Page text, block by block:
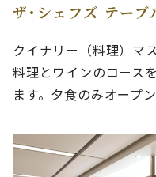
ザ･シェフズ テーブ
クイナリー（料理）マ
料理とワインのコース
ます。夕食のみオープ